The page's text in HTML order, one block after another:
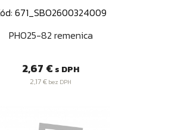
671_SBO2600324009
PHO25-82 remenica
Cena
2,67 € s DPH
2,17 € bez DPH